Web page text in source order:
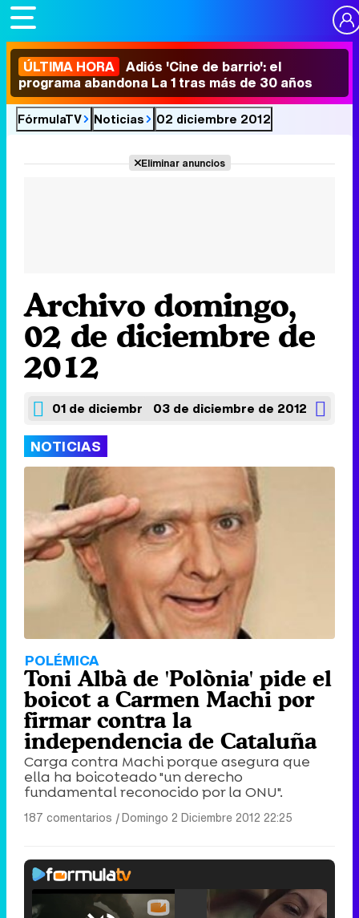
ÚLTIMA HORA Adiós 'Cine de barrio': el
programa abandona La 1 tras más de 30 años
FórmulaTV Noticias 02 diciembre 2012
Eliminar anuncios
Archivo domingo,
02 de diciembre de
2012
01 de diciembre de 201203 de diciembre de 2012
NOTICIAS
POLÉMICA
Toni Albà de 'Polònia' pide el
boicot a Carmen Machi por
firmar contra la
independencia de Cataluña
Carga contra Machi porque asegura que
ella ha boicoteado "un derecho
fundamental reconocido por la ONU".
187 comentarios |Domingo 2 Diciembre 2012 22:25